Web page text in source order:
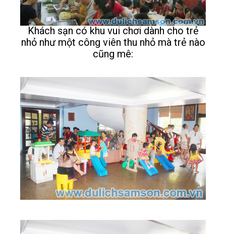
Khách sạn có khu vui chơi dành cho trẻ
nhỏ như một công viên thu nhỏ mà trẻ nào
cũng mê: